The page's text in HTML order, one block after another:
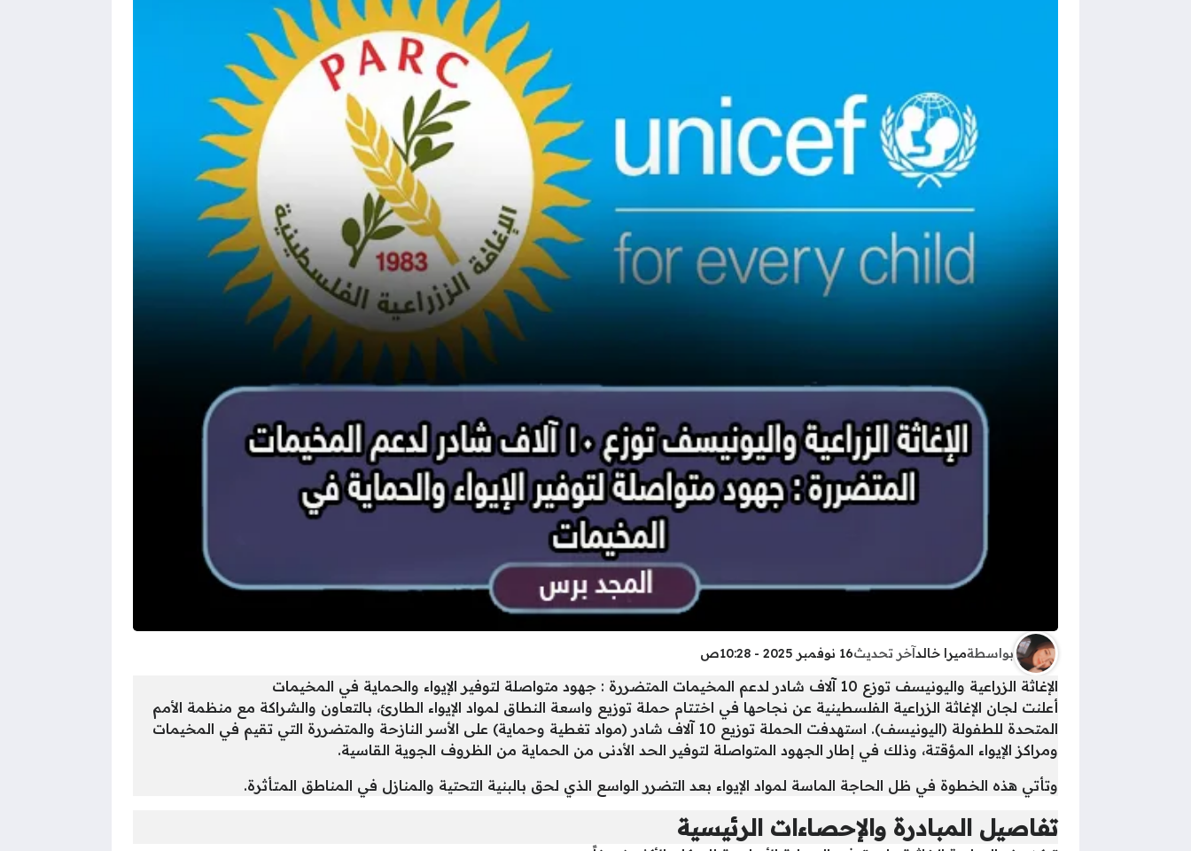
بواسطةميرا خالدآخر تحديث16 نوفمبر 2025 - 10:28ص
الإغاثة الزراعية واليونيسف توزع 10 آلاف شادر لدعم المخيمات المتضررة : جهود متواصلة لتوفير الإيواء والحماية في المخيمات
أعلنت لجان الإغاثة الزراعية الفلسطينية عن نجاحها في اختتام حملة توزيع واسعة النطاق لمواد الإيواء الطارئ، بالتعاون والشراكة مع منظمة الأمم
المتحدة للطفولة (اليونيسف). استهدفت الحملة توزيع 10 آلاف شادر (مواد تغطية وحماية) على الأسر النازحة والمتضررة التي تقيم في المخيمات
ومراكز الإيواء المؤقتة، وذلك في إطار الجهود المتواصلة لتوفير الحد الأدنى من الحماية من الظروف الجوية القاسية.
وتأتي هذه الخطوة في ظل الحاجة الماسة لمواد الإيواء بعد التضرر الواسع الذي لحق بالبنية التحتية والمنازل في المناطق المتأثرة.
تفاصيل المبادرة والإحصاءات الرئيسية